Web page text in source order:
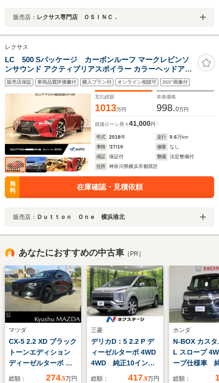
販売店： レクサス専門店 ＯＳＩＮＣ．
レクサス
LC 500 Sパッケージ カーボンルーフ マークレビンソ
ンサウンド アクティブリアスポイラー カラーヘッドアッ
プディスプレイ パドルシフト ブラインドスポット シート
ヒーター/ベンチレーション ステアリングヒーター LEDヘ
ッドライト
販売店保証 車両品質評価書付 購入プラン付 オンライン相談可 360°画像付
支払総額
1013万円
本体価格
998.0万円
残価ローン 月々41,000円
年式 2018年 走行 0.6万km
車検
'27/10 修復
なし
保証
保証付 整備
法定整備付
住所
神奈川県横浜市都筑区
無
料
在庫確認・見積依頼
販売店： Ｄｕｔｔｏｎ Ｏｎｅ 横浜港北
あなたにおすすめの中古車 ［PR］
マツダ
CX-5 2.2 XD ブラック
トーンエディション
ディーゼルターボ ナ
ビ/CarPlay/全方位モ
総額： 274.5万円
三菱
デリカD：5 2.2 P デ
ィーゼルターボ 4WD
4WD 純正10インチ
ナビ バックカメラ
総額： 417.9万円
ホンダ
N-BOX カス
L スロープ
ープ仕様車
ビ 社外前後
総額：